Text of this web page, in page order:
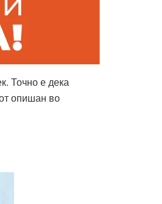
Точно е дека
опишан во